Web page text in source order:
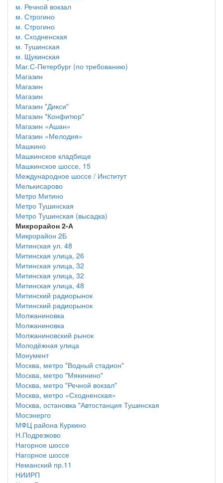
м. Речной вокзал
м. Строгино
м. Строгино
м. Сходненская
м. Тушинская
м. Щукинская
Маг.С-Петербург (по требованию)
Магазин
Магазин
Магазин
Магазин "Дикси"
Магазин "Конфитюр"
Магазин «Ашан»
Магазин «Мелодия»
Машкино
Машкинское кладбище
Машкинское шоссе, 15
Международное шоссе / Институт
Мелькисарово
Метро Митино
Метро Тушинская
Метро Тушинская (высадка)
Микрорайон 2-А
Микрорайон 2Б
Митинская ул. 48
Митинская улица, 26
Митинская улица, 32
Митинская улица, 32
Митинская улица, 48
Митинский радиорынок
Митинский радиорынок
Молжаниновка
Молжаниновка
Молжаниновский рынок
Молодёжная улица
Монумент
Москва, метро "Водный стадион"
Москва, метро "Мякинино"
Москва, метро "Речной вокзал"
Москва, метро «Сходненская»
Москва, остановка "Автостанция Тушинская
Мосэнерго
МФЦ района Куркино
Н.Подрезково
Нагорное шоссе
Нагорное шоссе
Неманский пр.11
НИИРП